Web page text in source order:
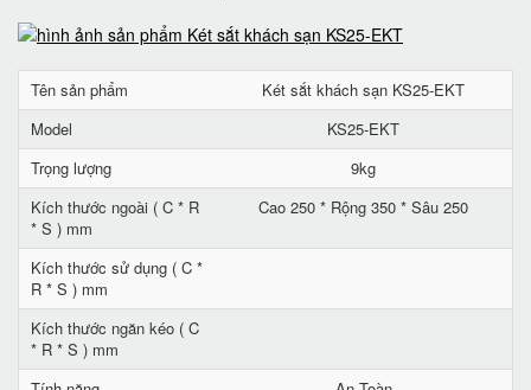
Tên sản phẩm
Két sắt khách sạn KS25-EKT
Model
KS25-EKT
Trọng lượng
9kg
Kích thước ngoài ( C * R
* S ) mm
Cao 250 * Rộng 350 * Sâu 250
Kích thước sử dụng ( C *
R * S ) mm
Kích thước ngăn kéo ( C
* R * S ) mm